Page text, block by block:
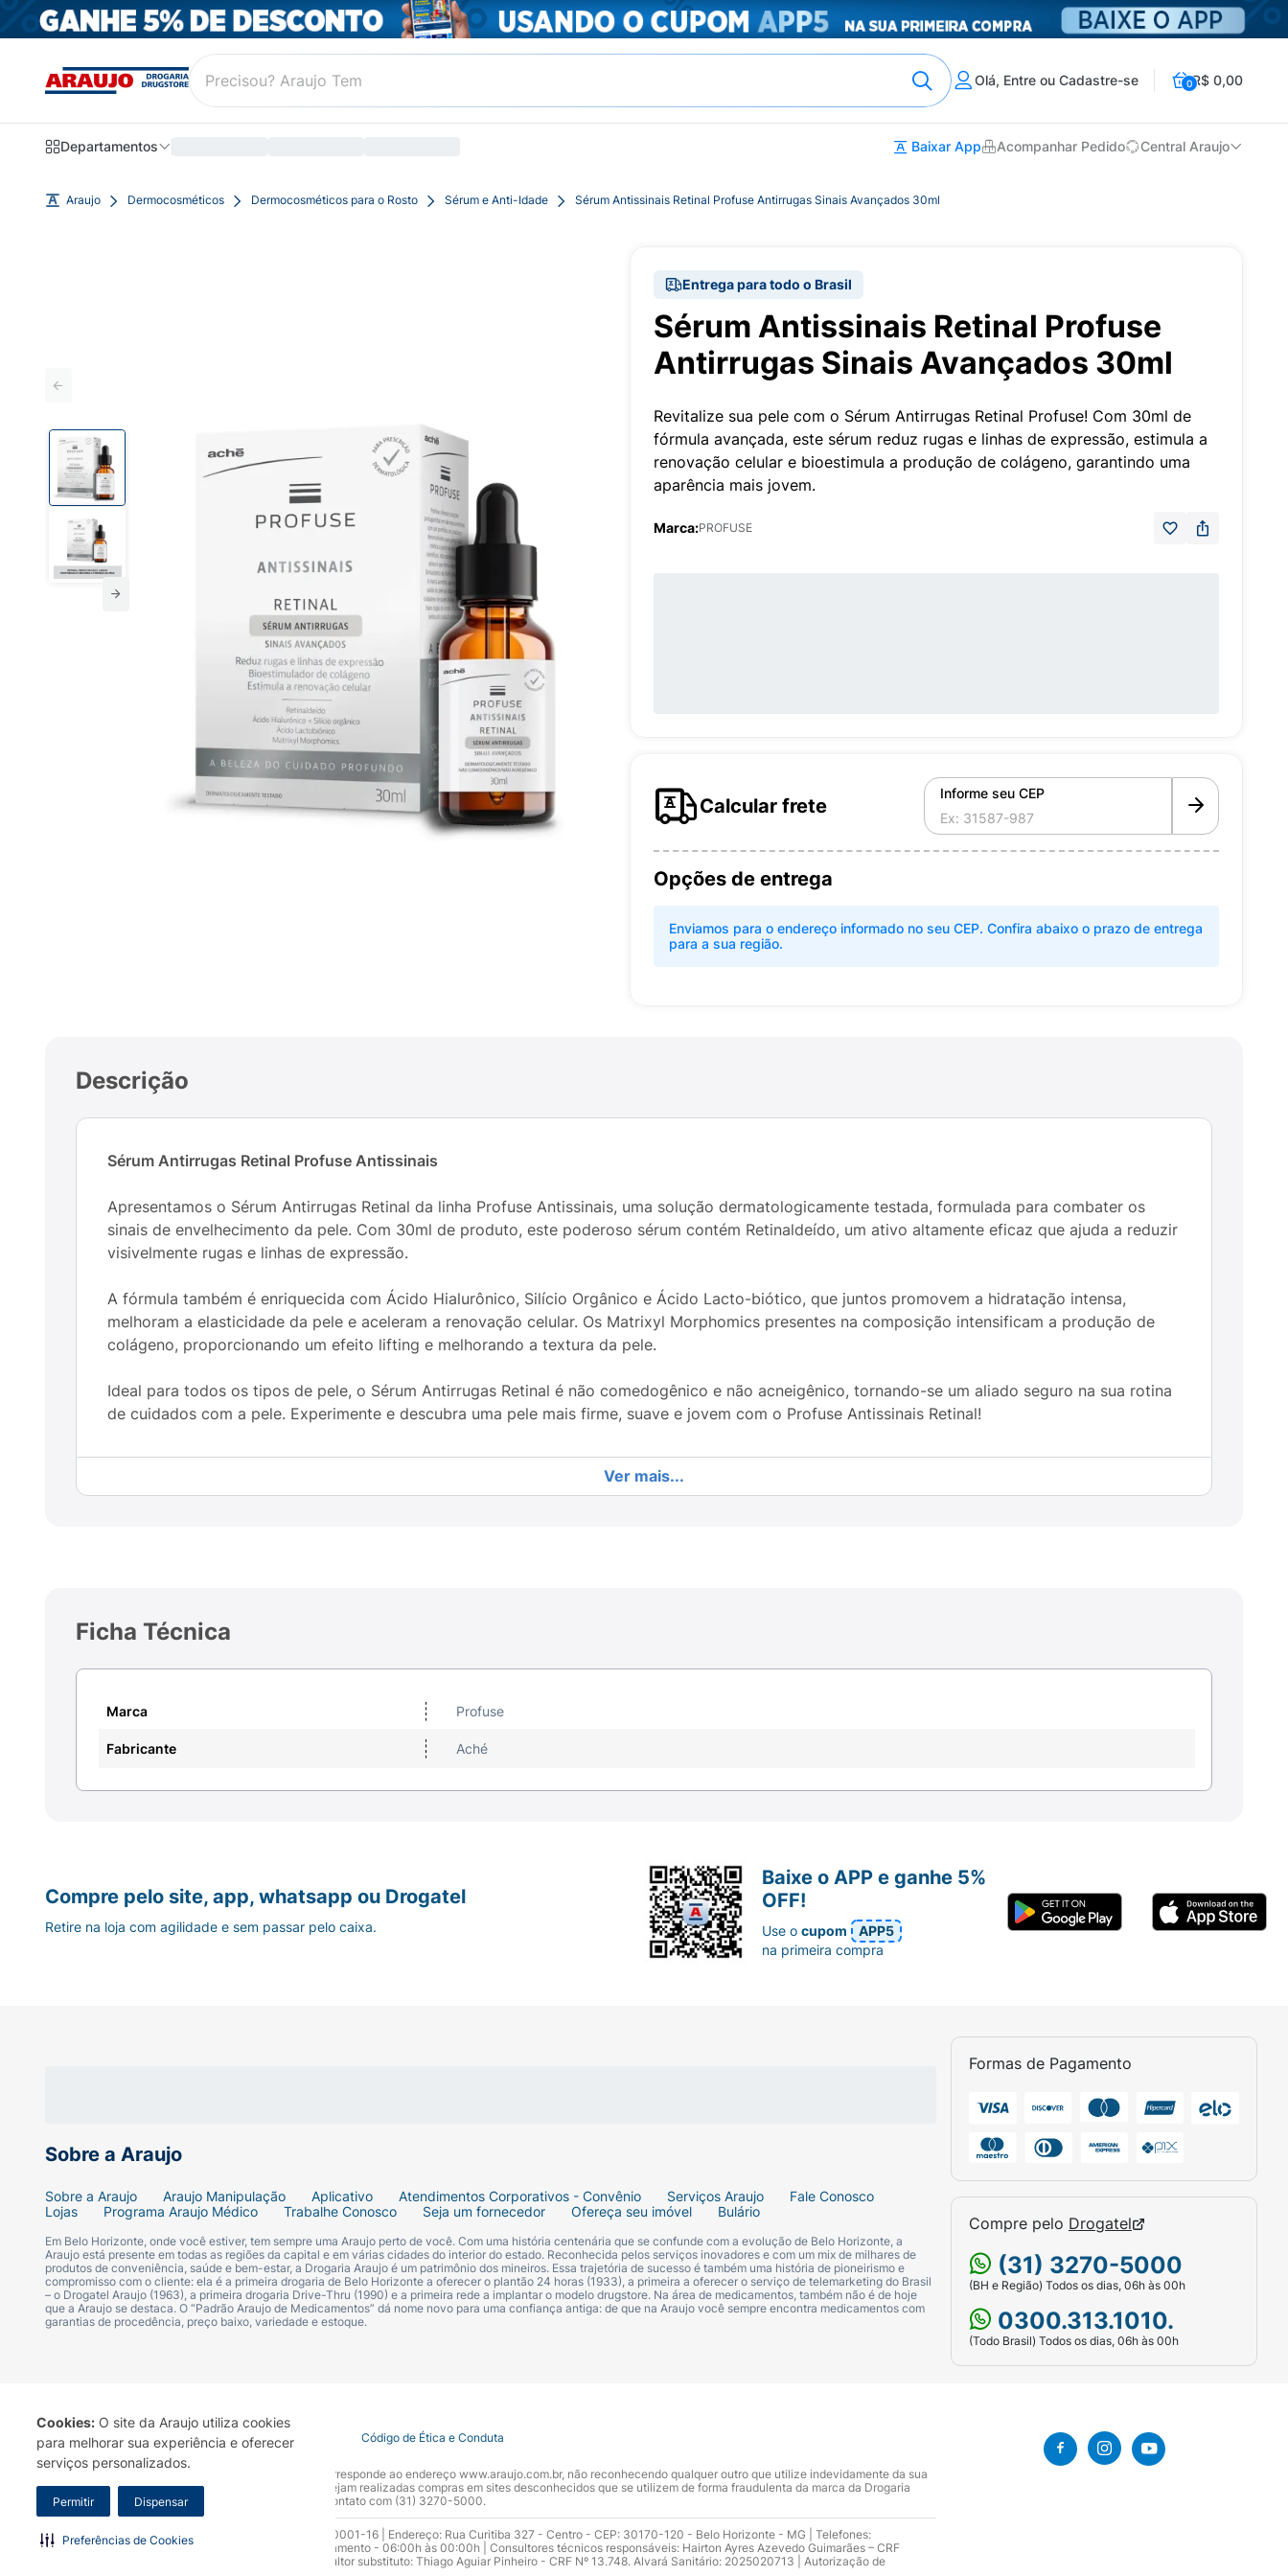
Cookies: O site da Araujo utiliza cookies
para melhorar sua experiência e oferecer
serviços personalizados.
Permitir Dispensar
Preferências de Cookies
Olá, Entre ou Cadastre-se 0R$ 0,00
Departamentos Baixar App Acompanhar Pedido Central Araujo
Araujo Dermocosméticos Dermocosméticos para o Rosto Sérum e Anti-Idade Sérum Antissinais Retinal Profuse Antirrugas Sinais Avançados 30ml
Entrega para todo o Brasil
Sérum Antissinais Retinal Profuse
Antirrugas Sinais Avançados 30ml
Revitalize sua pele com o Sérum Antirrugas Retinal Profuse! Com 30ml de
fórmula avançada, este sérum reduz rugas e linhas de expressão, estimula a
renovação celular e bioestimula a produção de colágeno, garantindo uma
aparência mais jovem.
Marca:PROFUSE
Calcular frete
Informe seu CEP
Opções de entrega
Enviamos para o endereço informado no seu CEP. Confira abaixo o prazo de entrega
para a sua região.
Descrição
Sérum Antirrugas Retinal Profuse Antissinais
Apresentamos o Sérum Antirrugas Retinal da linha Profuse Antissinais, uma solução dermatologicamente testada, formulada para combater os
sinais de envelhecimento da pele. Com 30ml de produto, este poderoso sérum contém Retinaldeído, um ativo altamente eficaz que ajuda a reduzir
visivelmente rugas e linhas de expressão.
A fórmula também é enriquecida com Ácido Hialurônico, Silício Orgânico e Ácido Lacto-biótico, que juntos promovem a hidratação intensa,
melhoram a elasticidade da pele e aceleram a renovação celular. Os Matrixyl Morphomics presentes na composição intensificam a produção de
colágeno, proporcionando um efeito lifting e melhorando a textura da pele.
Ideal para todos os tipos de pele, o Sérum Antirrugas Retinal é não comedogênico e não acneigênico, tornando-se um aliado seguro na sua rotina
de cuidados com a pele. Experimente e descubra uma pele mais firme, suave e jovem com o Profuse Antissinais Retinal!
Ver mais...
Ficha Técnica
Marca Profuse
Fabricante Aché
Sobre a Araujo
Sobre a Araujo Araujo Manipulação Aplicativo Atendimentos Corporativos - Convênio Serviços Araujo
Fale Conosco
Lojas
Programa Araujo Médico Trabalhe Conosco Seja um fornecedor Ofereça seu imóvel Bulário
Em Belo Horizonte, onde você estiver, tem sempre uma Araujo perto de você. Com uma história centenária que se confunde com a evolução de Belo Horizonte, a
Araujo está presente em todas as regiões da capital e em várias cidades do interior do estado. Reconhecida pelos serviços inovadores e com um mix de milhares de
produtos de conveniência, saúde e bem-estar, a Drogaria Araujo é um patrimônio dos mineiros. Essa trajetória de sucesso é também uma história de pioneirismo e
compromisso com o cliente: ela é a primeira drogaria de Belo Horizonte a oferecer o plantão 24 horas (1933), a primeira a oferecer o serviço de telemarketing do Brasil
– o Drogatel Araujo (1963), a primeira drogaria Drive-Thru (1990) e a primeira rede a implantar o modelo drugstore. Na área de medicamentos, também não é de hoje
que a Araujo se destaca. O “Padrão Araujo de Medicamentos” dá nome novo para uma confiança antiga: de que na Araujo você sempre encontra medicamentos com
garantias de procedência, preço baixo, variedade e estoque.
Formas de Pagamento
Compre pelo Drogatel
(31) 3270-5000
(BH e Região) Todos os dias, 06h às 00h
0300.313.1010.
(Todo Brasil) Todos os dias, 06h às 00h
Compre pelo site, app, whatsapp ou Drogatel
Retire na loja com agilidade e sem passar pelo caixa.
Baixe o APP e ganhe 5%
OFF!
Use ocupom
APP5
na primeira compra
Termo de Uso Portal da Privacidade Covid-19 Código de Ética e Conduta
A Drogaria Araujo S/A informa que o seu site oficial corresponde ao endereço www.araujo.com.br, não reconhecendo qualquer outro que utilize indevidamente da sua
marca. Para sua segurança recomendamos que não sejam realizadas compras em sites desconhecidos que se utilizem de forma fraudulenta da marca da Drogaria
Araujo S.A. Em caso de dúvidas, gentileza entrar em contato com (31) 3270-5000.
Razão Social: Drogaria Araujo S.A | CNPJ: 17.256.512.0001-16 | Endereço: Rua Curitiba 327 - Centro - CEP: 30170-120 - Belo Horizonte - MG | Telefones:
0300.313.1010 e (31) 3270-5000 Horário de funcionamento - 06:00h às 00:00h | Consultores técnicos responsáveis: Hairton Ayres Azevedo Guimarães – CRF
10.965 | Yasmin Silva Alvarenga – CRF 52.584 - Consultor substituto: Thiago Aguiar Pinheiro - CRF Nº 13.748. Alvará Sanitário: 2025020713 | Autorização de